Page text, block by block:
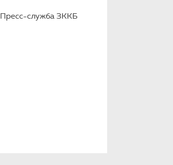
Пресс-служба ЗККБ